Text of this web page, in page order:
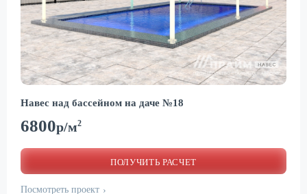
Навес над бассейном на даче №18
6800р/м2
ПОЛУЧИТЬ РАСЧЕТ
Посмотреть проект ›